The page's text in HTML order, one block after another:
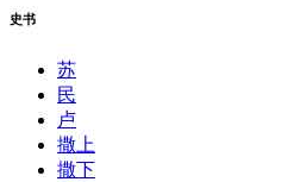
史书
苏
民
卢
撒上
撒下